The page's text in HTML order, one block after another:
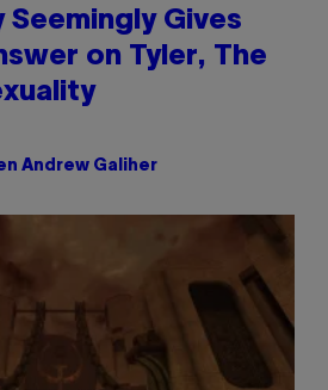
Seemingly Gives
on Tyler, The
Andrew Galiher